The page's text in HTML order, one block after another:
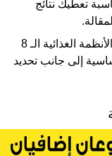
تعطيك نتائج
إلى أن هذه الأنظمة الغذائية الـ 8
إلى جانب تحديد